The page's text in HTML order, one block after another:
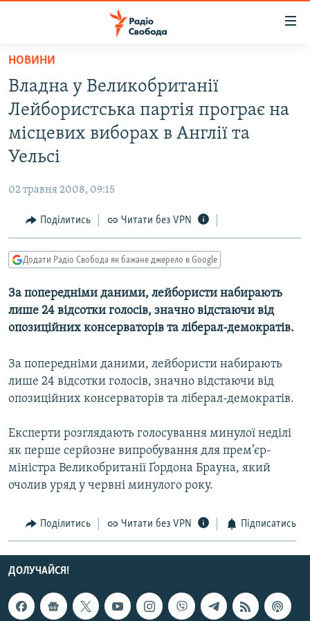
Перейти
основного
матеріалу
Перейти
до
основної
Перейти
пошуку
РАДІО СВОБОДА – 70 РОКІВ
ВСЕ ЗА ДОБУ
СТАТТІ
ПОЛІТИКА
СУСПІЛЬСТВО
КУЛЬТУРА
СПОРТ
СВІТ
ВІЙНА
ДОНБАС.РЕАЛІЇ
КРИМ.РЕАЛІЇ
ТИ ЯК?
КИТАЙ.ВИКЛИКИ
МУЛЬТИМЕДІА
СПЕЦПРОЄКТИ
ПОДКАСТИ
КРИМ РЕАЛІЇ
РУС
ДОЛУЧАЙСЯ!
НОВИНИ
Владна у Великобританії
Лейбористська партія програє на
місцевих виборах в Англії та
Уельсі
02 травня 2008, 09:15
Поділитись Читати без VPN
Додати Радіо Свобода як бажане джерело в Google
За попередніми даними, лейбористи набирають
лише 24 відсотки голосів, значно відстаючи від
опозиційних консерваторів та ліберал-демократів.
За попередніми даними, лейбористи набирають
лише 24 відсотки голосів, значно відстаючи від
опозиційних консерваторів та ліберал-демократів.
Експерти розглядають голосування минулої неділі
як перше серйозне випробування для прем’єр-
міністра Великобританії Ґордона Брауна, який
очолив уряд у червні минулого року.
Поділитись Читати без VPN Підписатись
ДОЛУЧАЙСЯ!